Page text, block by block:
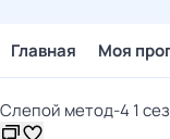
Главная Моя
Слепой метод-4 1